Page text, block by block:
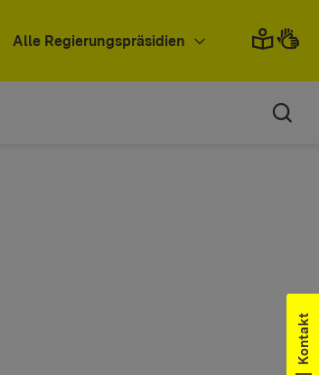
Alle Regierungspräsidien
Kontakt